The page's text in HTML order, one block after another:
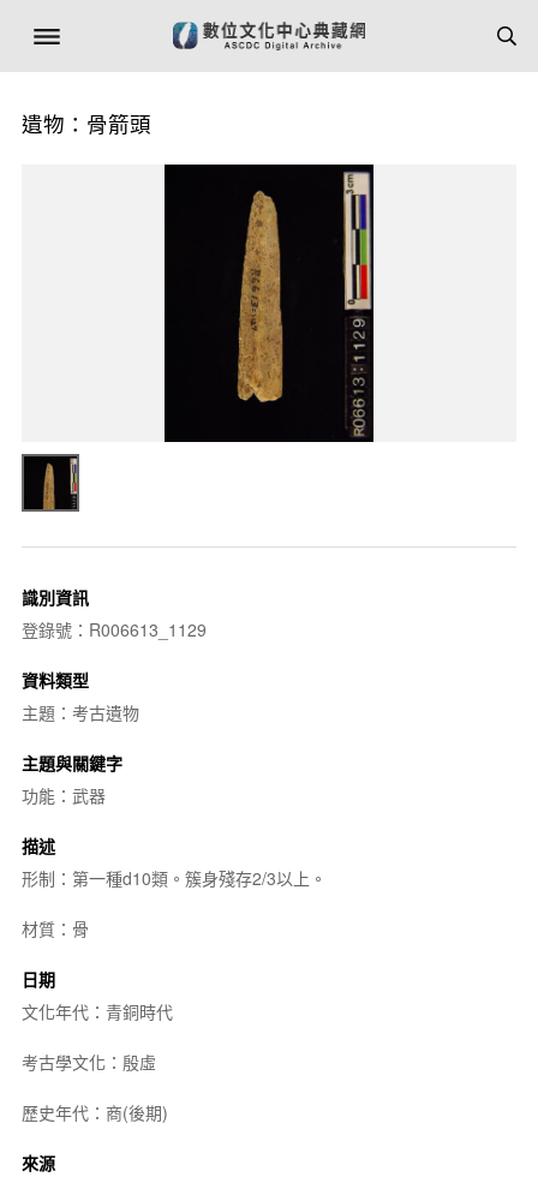
遺物：骨箭頭
識別資訊
登錄號：R006613_1129
資料類型
主題：考古遺物
主題與關鍵字
功能：武器
描述
形制：第一種d10類。簇身殘存2/3以上。
材質：骨
日期
文化年代：青銅時代
考古學文化：殷虛
歷史年代：商(後期)
來源